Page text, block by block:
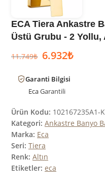
ECA Tiera Ankastre
Üstü Grubu - 2 Yollu,
11.749₺ 6.932₺
Garanti Bilgisi
EcaGarantili
Ürün Kodu: 102167235A1-
Kategori: Ankastre Banyo
Marka: Eca
Seri: Tiera
Renk: Altın
Etiketler: eca